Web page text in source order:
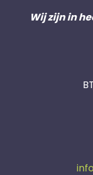
Wij zijn in